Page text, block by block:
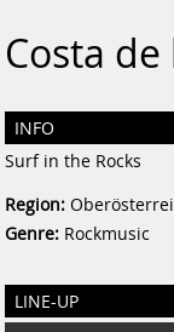
Costa
INFO
Surf in the Rocks
Region:
Genre: Rockmusic
LINE-UP